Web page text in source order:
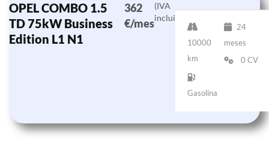
OPEL COMBO 1.5
TD 75kW Business
Edition L1 N1
362
€/mes
(IVA
incluido)
10000
km
24
meses
0 CV
Gasolina